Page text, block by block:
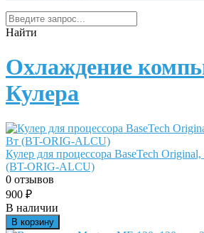
Найти
Охлаждение
Кулера
Кулер для процессора BaseTech
(BT-ORIG-ALCU)
0 отзывов
900 ₽
В наличии
В корзину